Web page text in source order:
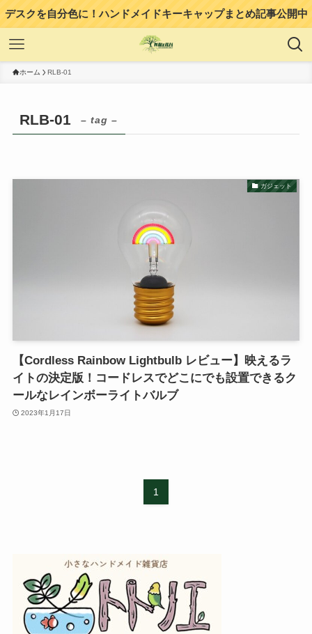
デスクを自分色に！ハンドメイドキーキャップまとめ記事公開中
ホーム RLB-01
RLB-01 – tag –
ガジェット
【Cordless Rainbow Lightbulb レビュー】映えるラ
イトの決定版！コードレスでどこにでも設置できるク
ールなレインボーライトバルブ
2023年1月17日
1